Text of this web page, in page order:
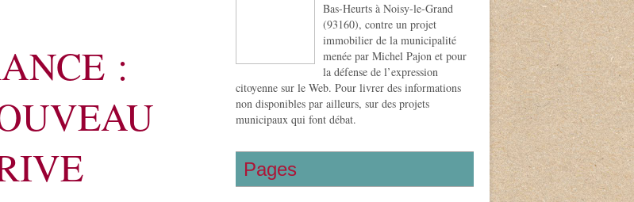
:
Bas-Heurts à Noisy-le-Grand
(93160), contre un projet
immobilier de la municipalité
menée par Michel Pajon et pour
la défense de l’expression
citoyenne sur le Web. Pour livrer des informations
non disponibles par ailleurs, sur des projets
municipaux qui font débat.
Pages